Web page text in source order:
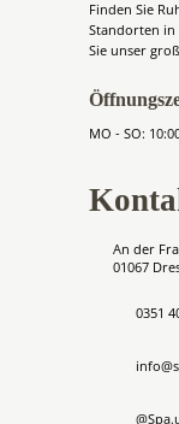
Finden Sie
Standorten in
Sie unser
MO - SO:
An der
01067
0351